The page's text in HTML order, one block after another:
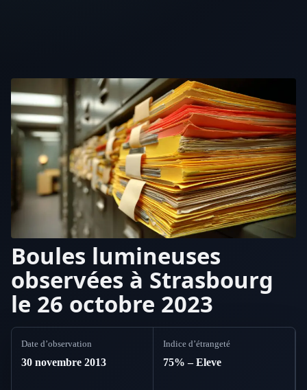
Boules lumineuses
observées à Strasbourg
le 26 octobre 2023
Date d’observation
30 novembre 2013
Indice d’étrangeté
75% – Eleve